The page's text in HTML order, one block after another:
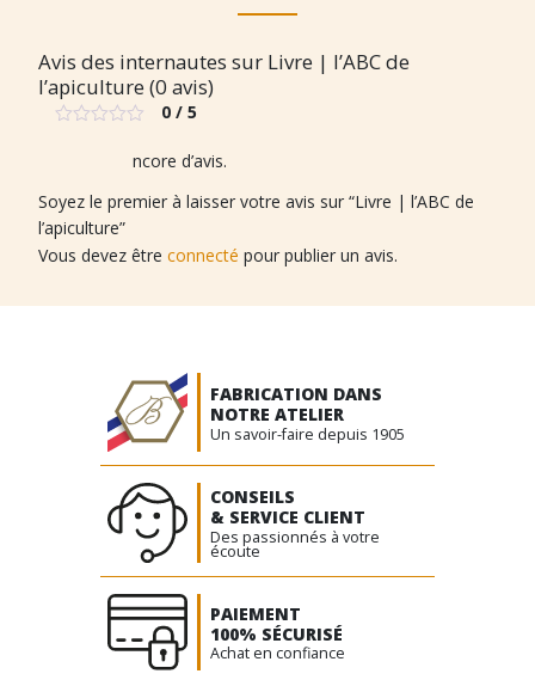
Avis des internautes sur Livre | l’ABC de
l’apiculture (0 avis)
0 / 5
Il n’y a pas encore d’avis.
Soyez le premier à laisser votre avis sur “Livre | l’ABC de
l’apiculture”
Vous devez être connecté pour publier un avis.
FABRICATION DANS
NOTRE ATELIER
Un savoir-faire depuis 1905
CONSEILS
& SERVICE CLIENT
Des passionnés à votre
écoute
PAIEMENT
100% SÉCURISÉ
Achat en confiance